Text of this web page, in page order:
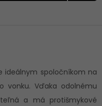
ideálnym spoločníkom na
vonku. Vďaka odolnému
a má protišmykové